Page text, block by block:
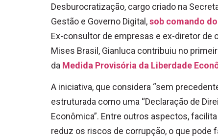
Desburocratização, cargo criado na
Gestão e Governo Digital,sob comando
Ex-consultor de empresas e ex-diretor de
Mises Brasil, Gianluca contribuiu no
da Medida Provisória da Liberdade
A iniciativa, que considera “sem
estruturada como uma “Declaração de
Econômica”. Entre outros aspectos,
reduz os riscos de corrupção, o que pode